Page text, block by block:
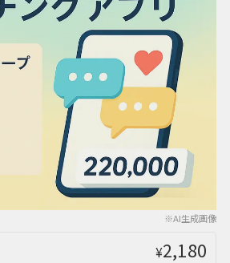
※AI生成画像
¥2,180